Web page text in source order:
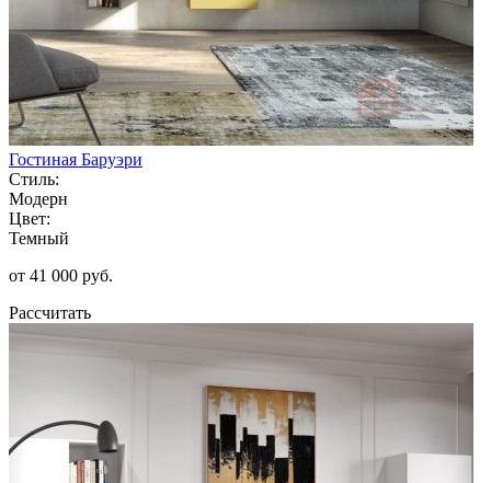
Гостиная Баруэри
Стиль:
Модерн
Цвет:
Темный
от 41 000 руб.
Рассчитать